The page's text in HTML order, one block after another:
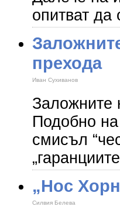
опитват да
прехода
Иван Сухиванов
Заложните
Подобно
смисъл
„Нос
Силвия Белева